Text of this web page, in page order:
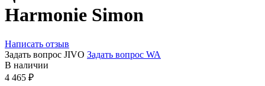
Harmonie Simon
Написать отзыв
Задать вопрос JIVO Задать вопрос WA
В наличии
4 465 ₽